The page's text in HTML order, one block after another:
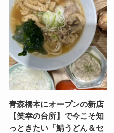
青森橋本にオープンの新店
【笑幸の台所】で今こそ知
っときたい「鯖うどん＆セ